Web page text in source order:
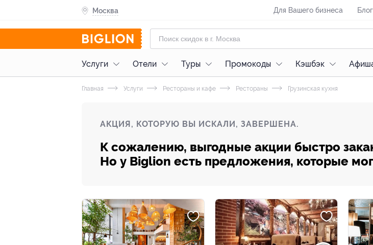
Москва Для Вашего бизнеса Блог
Услуги Отели Туры Промокоды Кэшбэк
Главная Услуги Рестораны и кафе Рестораны Грузинская кухня
АКЦИЯ, КОТОРУЮ ВЫ ИСКАЛИ, ЗАВЕРШЕНА.
К сожалению, выгодные акции быстро
Но у Biglion есть предложения, которые